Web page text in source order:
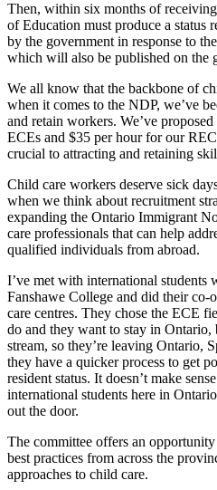
Then, within six months of
of Education must produce a status
by the government in response to
which will also be published on the
We all know that the backbone of
when it comes to the NDP, we’ve
and retain workers. We’ve
ECEs and $35 per hour for our
crucial to attracting and retaining
Child care workers deserve sick
when we think about recruitment
expanding the Ontario Immigrant
care professionals that can help
qualified individuals from abroad.
I’ve met with international students
Fanshawe College and did their
care centres. They chose the ECE
do and they want to stay in Ontario,
stream, so they’re leaving Ontario,
they have a quicker process to get
resident status. It doesn’t make
international students here in
out the door.
The committee offers an
best practices from across the
approaches to child care.